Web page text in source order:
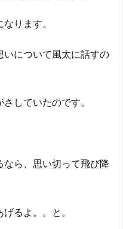
ります。
いについて風太に話すの
していたのです。
ら、思い切って飛び降
るよ。。と。